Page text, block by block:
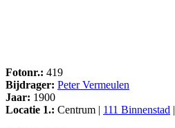
Fotonr.: 419
Bijdrager: Peter Vermeulen
Jaar: 1900
Locatie 1.: Centrum | 111 Binnenstad |